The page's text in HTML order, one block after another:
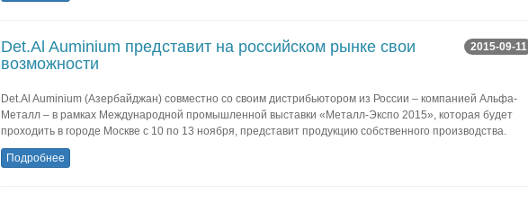
2015-09-11
Det.Al Auminium представит на российском рынке свои
возможности
Det.Al Auminium (Азербайджан) совместно со своим дистрибьютором из России – компанией Альфа-
Металл – в рамках Международной промышленной выставки «Металл-Экспо 2015», которая будет
проходить в городе Москве с 10 по 13 ноября, представит продукцию собственного производства.
Подробнее